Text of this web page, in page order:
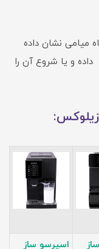
میامی نشان داده
و یا شروع آن را
اسپرسو ساز